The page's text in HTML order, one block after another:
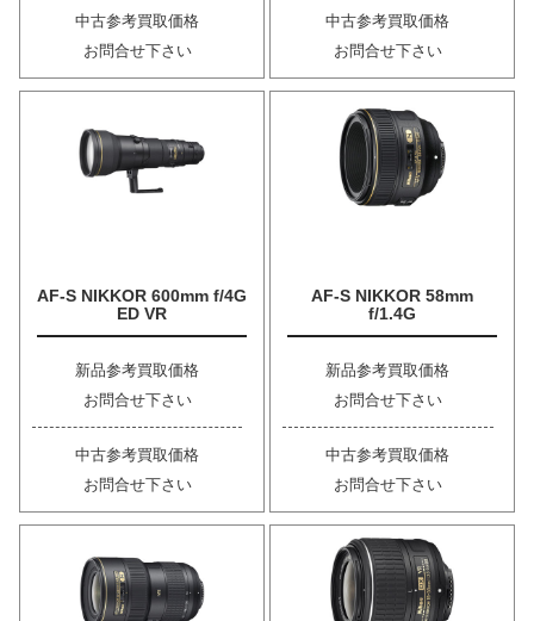
中古参考買取価格
お問合せ下さい
中古参考買取価格
お問合せ下さい
AF-S NIKKOR 600mm f/4G
ED VR
新品参考買取価格
お問合せ下さい
中古参考買取価格
お問合せ下さい
AF-S NIKKOR 58mm
f/1.4G
新品参考買取価格
お問合せ下さい
中古参考買取価格
お問合せ下さい